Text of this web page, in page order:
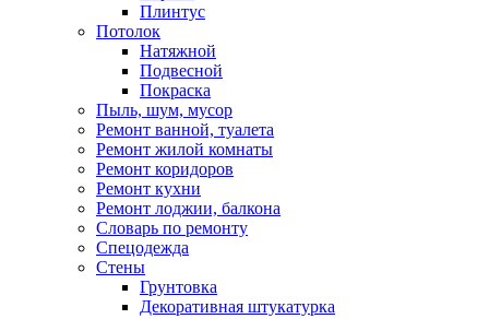
Плинтус
Потолок
Натяжной
Подвесной
Покраска
Пыль, шум, мусор
Ремонт ванной, туалета
Ремонт жилой комнаты
Ремонт коридоров
Ремонт кухни
Ремонт лоджии, балкона
Словарь по ремонту
Спецодежда
Стены
Грунтовка
Декоративная штукатурка